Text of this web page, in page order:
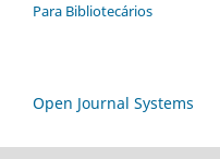
Para Bibliotecários
Open Journal Systems